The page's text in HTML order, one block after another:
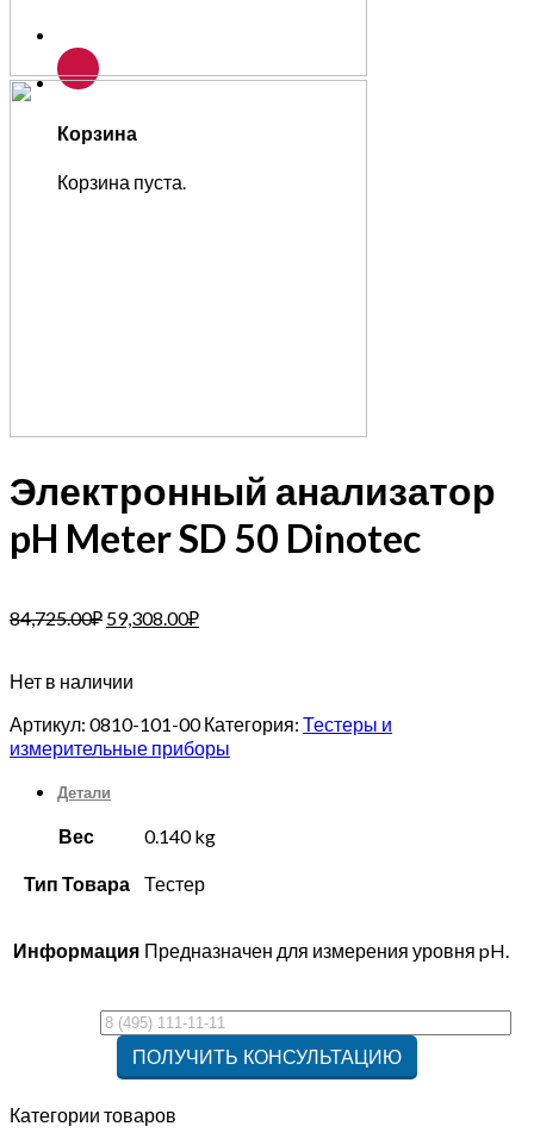
Корзина
Корзина пуста.
Электронный анализатор
pH Meter SD 50 Dinotec
84,725.00₽ 59,308.00₽
Нет в наличии
Артикул: 0810-101-00 Категория: Тестеры и
измерительные приборы
Детали
Вес 0.140 kg
Тип Товара Тестер
Информация Предназначен для измерения уровня pH.
Категории товаров